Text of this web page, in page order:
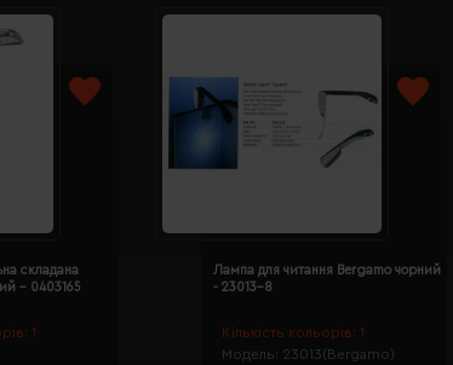
1
складана
- 0403165
Кількість кольорів: 1
Модель: 23013(Bergamo)
Лампа для читання Bergamo чорний
- 23013-8